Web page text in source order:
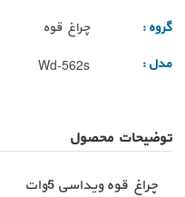
گروه :
چراغ قوه
مدل :
Wd-562s
توضیحات محصول
چراغ قوه ویداسی 5وات